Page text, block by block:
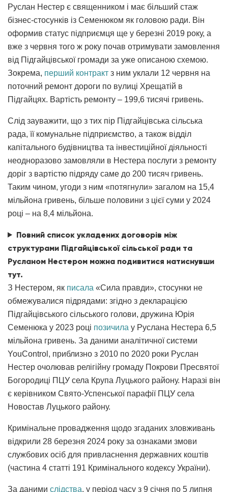
Руслан Нестер є священником і має більший стаж
бізнес-стосунків із Семенюком як головою ради. Він
оформив статус підприємця ще у березні 2019 року, а
вже з червня того ж року почав отримувати замовлення
від Підгайцівської громади за уже описаною схемою.
Зокрема, перший контракт з ним уклали 12 червня на
поточний ремонт дороги по вулиці Хрещатій в
Підгайцях. Вартість ремонту – 199,6 тисячі гривень.
Слід зауважити, що з тих пір Підгайцівська сільська
рада, її комунальне підприємство, а також відділ
капітального будівництва та інвестиційної діяльності
неодноразово замовляли в Нестера послуги з ремонту
доріг з вартістю підряду саме до 200 тисяч гривень.
Таким чином, угоди з ним «потягнули» загалом на 15,4
мільйона гривень, більше половини з цієї суми у 2024
році – на 8,4 мільйона.
Повний список укладених договорів між
структурами Підгайцівської сільської ради та
Русланом Нестером можна подивитися натиснувши
тут.
З Нестером, як писала «Сила правди», стосунки не
обмежувалися підрядами: згідно з декларацією
Підгайцівського сільського голови, дружина Юрія
Семенюка у 2023 році позичила у Руслана Нестера 6,5
мільйона гривень. За даними аналітичної системи
YouControl, приблизно з 2010 по 2020 роки Руслан
Нестер очолював релігійну громаду Покрови Пресвятої
Богородиці ПЦУ села Крупа Луцького району. Наразі він
є керівником Свято-Успенської парафії ПЦУ села
Новостав Луцького району.
Кримінальне провадження щодо згаданих зловживань
відкрили 28 березня 2024 року за ознаками змови
службових осіб для привласнення державних коштів
(частина 4 статті 191 Кримінального кодексу України).
За даними слідства, у період часу з 9 січня по 5 липня